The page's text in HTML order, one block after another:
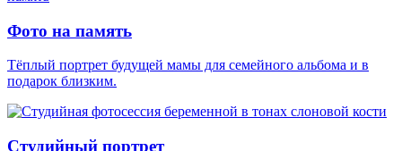
Фото на память
Тёплый портрет будущей мамы для семейного альбома и в
подарок близким.
Студийный портрет